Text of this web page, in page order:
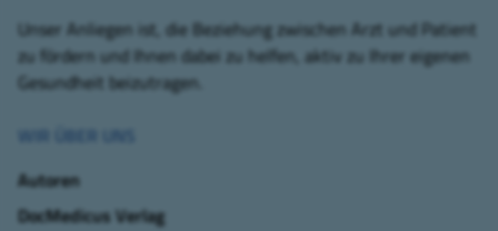
Unser Anliegen ist, die Beziehung zwischen Arzt und Patient
zu fördern und Ihnen dabei zu helfen, aktiv zu Ihrer eigenen
Gesundheit beizutragen.
WIR ÜBER UNS
Autoren
DocMedicus Verlag